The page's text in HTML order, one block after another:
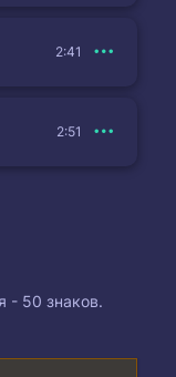
2:41
2:51
- 50 знаков.